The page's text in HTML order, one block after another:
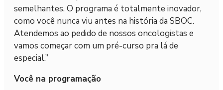
semelhantes. O programa é totalmente inovador,
como você nunca viu antes na história da SBOC.
Atendemos ao pedido de nossos oncologistas e
vamos começar com um pré-curso pra lá de
especial.”
Você na programação